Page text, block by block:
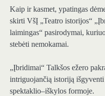
Kaip ir kasmet, ypatingas
skirti VšĮ „Teatro istorijos“
laimingas“ pasirodymai,
stebėti nemokamai.
„Įbridimai“ Talkšos ežero
intriguojančią istoriją
spektaklio–iškylos formoje.